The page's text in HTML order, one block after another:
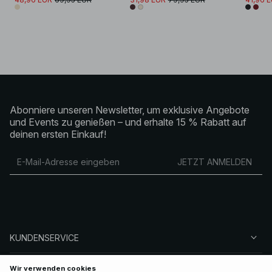
Abonniere unseren Newsletter, um exklusive Angebote
und Events zu genießen – und erhalte 15 % Rabatt auf
deinen ersten Einkauf!
JETZT ANMELDEN
KUNDENSERVICE
ÜBER NA-KD